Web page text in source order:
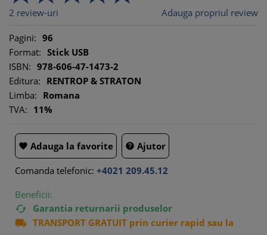
2 review-uri Adauga propriul review
Pagini: 96
Format: Stick USB
ISBN: 978-606-47-1473-2
Editura: RENTROP & STRATON
Limba: Romana
TVA: 11%
 Adauga la favorite  Ajutor
Comanda telefonic: +4021 209.45.12
Beneficii:
 Garantia returnarii produselor
 TRANSPORT GRATUIT prin curier rapid sau la